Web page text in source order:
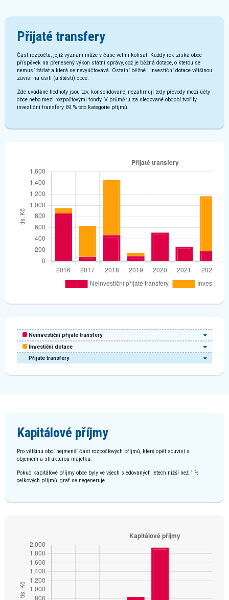
Přijaté transfery
Část rozpočtu, jejíž význam může v čase velmi kolísat. Každý rok získá obec
příspěvek na přenesený výkon státní správy, což je běžná dotace, o kterou se
nemusí žádat a která se nevyúčtovává. Ostatní běžné i investiční dotace většinou
závisí na úsilí (a štěstí) obce.
Zde uváděné hodnoty jsou tzv. konsolidované, nezahrnují tedy převody mezi účty
obce nebo mezi rozpočtovými fondy. V průměru za sledované období tvořily
investiční transfery 69 % této kategorie příjmů.
Přijaté transfery
Neinvestiční přijaté transfery
Investiční dotace
Kapitálové příjmy
Pro většinu obcí nejmenší část rozpočtových příjmů, které opět souvisí s
objemem a strukturou majetku.
Pokud kapitálové příjmy obce byly ve všech sledovaných letech nižší než 1 %
celkových příjmů, graf se negeneruje.